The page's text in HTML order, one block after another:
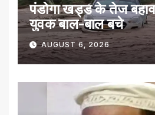
पंडोगा खड्ड के तेज
युवक बाल-बाल बचे
AUGUST 6, 2026